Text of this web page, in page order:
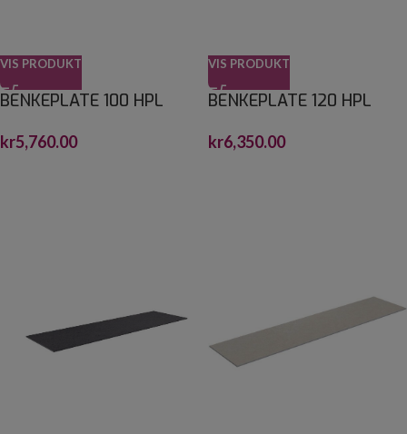
VIS PRODUKT
BENKEPLATE 100 HPL
kr5,760.00
VIS PRODUKT
BENKEPLATE 120 HPL
kr6,350.00